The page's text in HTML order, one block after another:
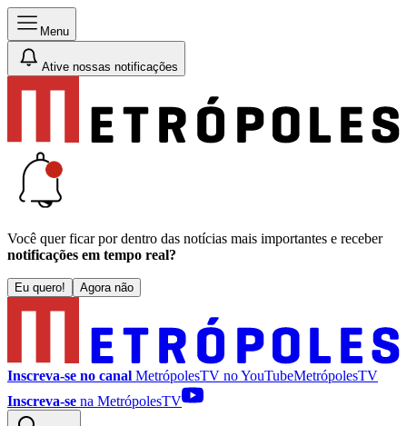
Menu
Ative nossas notificações
Você quer ficar por dentro das notícias mais importantes e receber
notificações em tempo real?
Eu quero! Agora não
Inscreva-se no canal MetrópolesTV noYouTubeMetrópolesTV
Inscreva-se na MetrópolesTV